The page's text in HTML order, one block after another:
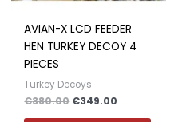
AVIAN-X LCD FEEDER
HEN TURKEY DECOY 4
PIECES
Turkey Decoys
€380.00 €349.00